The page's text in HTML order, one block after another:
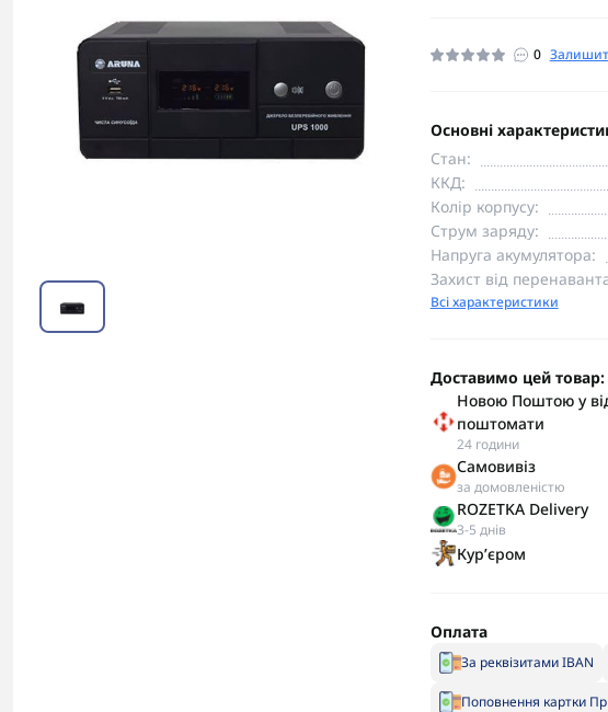
0
Основні
Стан:
ККД:
Колір корпусу:
Струм заряду:
Напруга акумулятора:
Захист від
Всі характеристики
Доставимо цей товар:
Новою Поштою у
поштомати
24 години
Самовивіз
за домовленістю
ROZETKA Delivery
3-5 днів
Курʼєром
Оплата
За реквізитами IBAN
Поповнення картки